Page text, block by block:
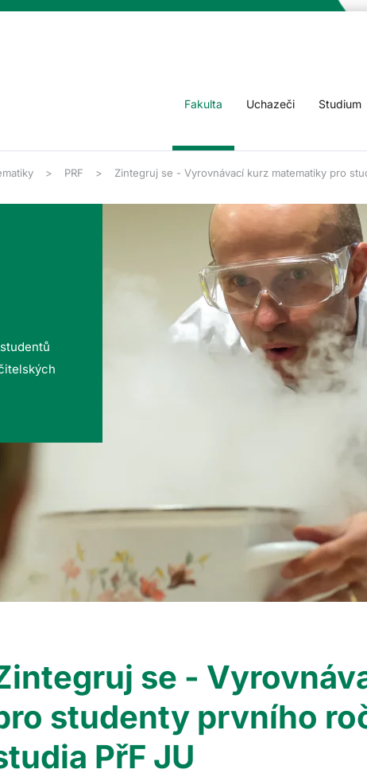
Fakulta Uchazeči Studium
PRF Zintegruj se - Vyrovnávací kurz matematiky pro
se -
studenty prvního
PřF JU